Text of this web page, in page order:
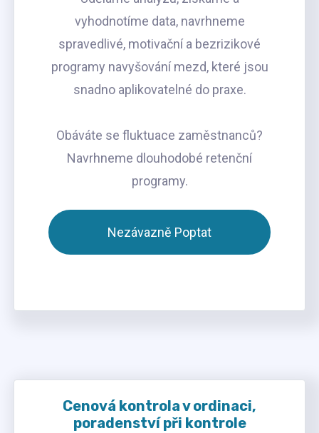
vyhodnotíme data, navrhneme
spravedlivé, motivační a bezrizikové
programy navyšování mezd, které jsou
snadno aplikovatelné do praxe.
Obáváte se fluktuace zaměstnanců?
Navrhneme dlouhodobé retenční
programy.
Nezávazně Poptat
Cenová kontrola v ordinaci,
poradenství při kontrole